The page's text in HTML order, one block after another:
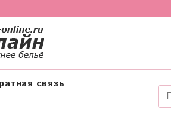
связь